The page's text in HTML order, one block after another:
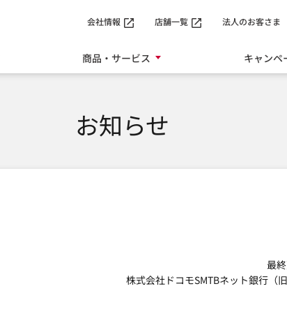
商品・サービス キャンペ
会社情報 店舗一覧 法人のお客さま
お知らせ
最
株式会社ドコモSMTBネット銀行（